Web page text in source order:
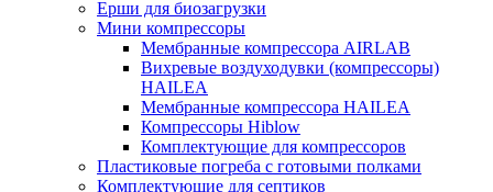
Ерши для биозагрузки
Мини компрессоры
Мембранные компрессора AIRLAB
Вихревые воздуходувки (компрессоры)
HAILEA
Мембранные компрессора HAILEA
Компрессоры Hiblow
Комплектующие для компрессоров
Пластиковые погреба с готовыми полками
Комплектующие для септиков